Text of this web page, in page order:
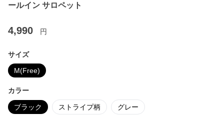
ールイン サロペット
4,990 円
サイズ
M(Free)
カラー
ブラック ストライプ柄 グレー